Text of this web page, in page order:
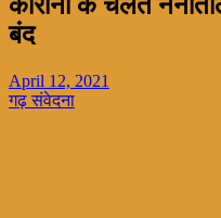
बंद
April 12, 2021
गढ़ संवेदना